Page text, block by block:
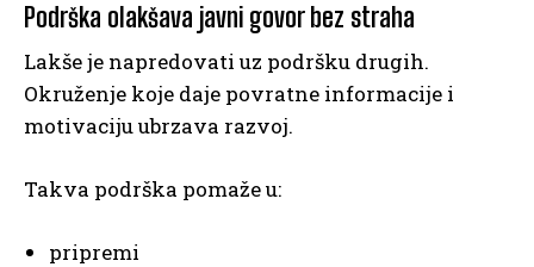
Podrška olakšava javni govor bez straha
Lakše je napredovati uz podršku drugih.
Okruženje koje daje povratne informacije i
motivaciju ubrzava razvoj.
Takva podrška pomaže u:
pripremi